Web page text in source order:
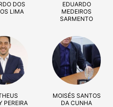
DOS
LIMA
EDUARDO
MEDEIROS
SARMENTO
PEREIRA
MOISÉS SANTOS
DA CUNHA